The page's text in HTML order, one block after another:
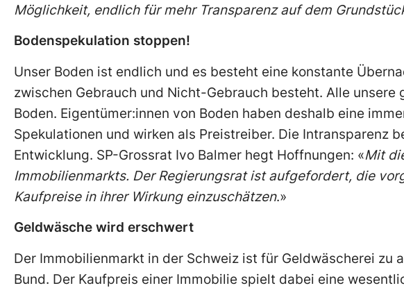
Möglichkeit, endlich für mehr Transparenz auf dem
Bodenspekulation stoppen!
Unser Boden ist endlich und es besteht eine konstante
zwischen Gebrauch und Nicht-Gebrauch besteht. Alle
Boden. Eigentümer:innen von Boden haben deshalb eine
Spekulationen und wirken als Preistreiber. Die Intransparenz
Entwicklung. SP-Grossrat Ivo Balmer hegt Hoffnungen: «Mit
Immobilienmarkts. Der Regierungsrat ist aufgefordert, die
Kaufpreise in ihrer Wirkung einzuschätzen.»
Geldwäsche wird erschwert
Der Immobilienmarkt in der Schweiz ist für Geldwäscherei zu
Bund. Der Kaufpreis einer Immobilie spielt dabei eine